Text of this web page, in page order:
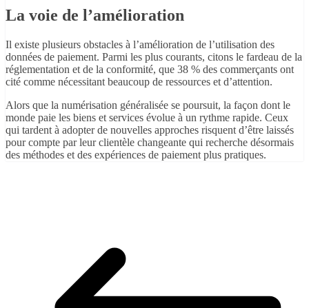
La voie de l’amélioration
Il existe plusieurs obstacles à l’amélioration de l’utilisation des
données de paiement. Parmi les plus courants, citons le fardeau de la
réglementation et de la conformité, que 38 % des commerçants ont
cité comme nécessitant beaucoup de ressources et d’attention.
Alors que la numérisation généralisée se poursuit, la façon dont le
monde paie les biens et services évolue à un rythme rapide. Ceux
qui tardent à adopter de nouvelles approches risquent d’être laissés
pour compte par leur clientèle changeante qui recherche désormais
des méthodes et des expériences de paiement plus pratiques.